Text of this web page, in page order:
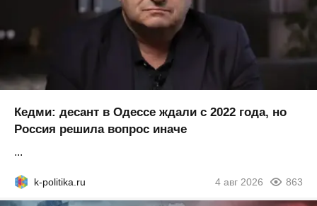
Кедми: десант в Одессе ждали с 2022 года, но
Россия решила вопрос иначе
...
k-politika.ru 4 авг 2026 863